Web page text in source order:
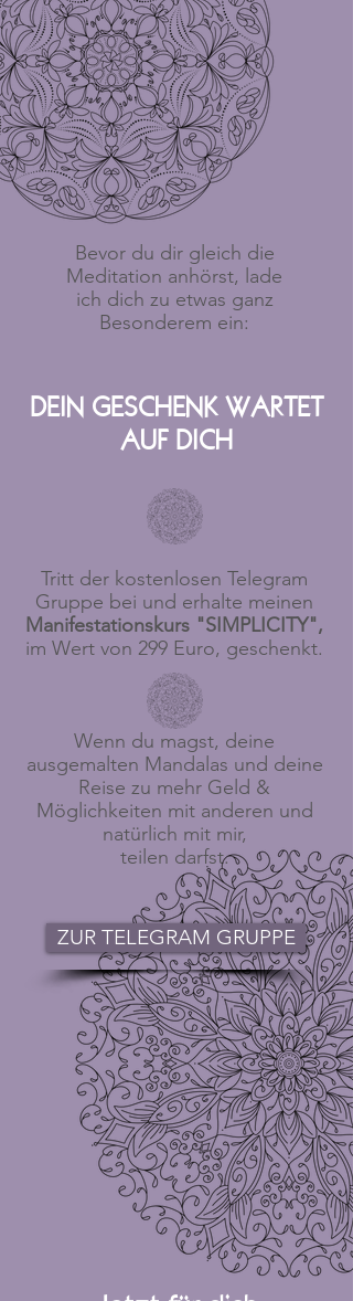
Bevor du dir gleich die
Meditation anhörst, lade
ich dich zu etwas ganz
Besonderem ein:
DEIN GESCHENK WARTET
AUF DICH
Tritt der kostenlosen Telegram
Gruppe bei und erhalte meinen
Manifestationskurs "SIMPLICITY",
im Wert von 299 Euro, geschenkt.
Wenn du magst, deine
ausgemalten Mandalas und deine
Reise zu mehr Geld &
Möglichkeiten mit anderen und
natürlich mit mir,
teilen darfst.
ZUR TELEGRAM GRUPPE